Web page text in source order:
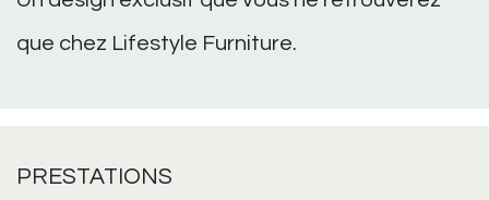
que chez Lifestyle Furniture.
PRESTATIONS